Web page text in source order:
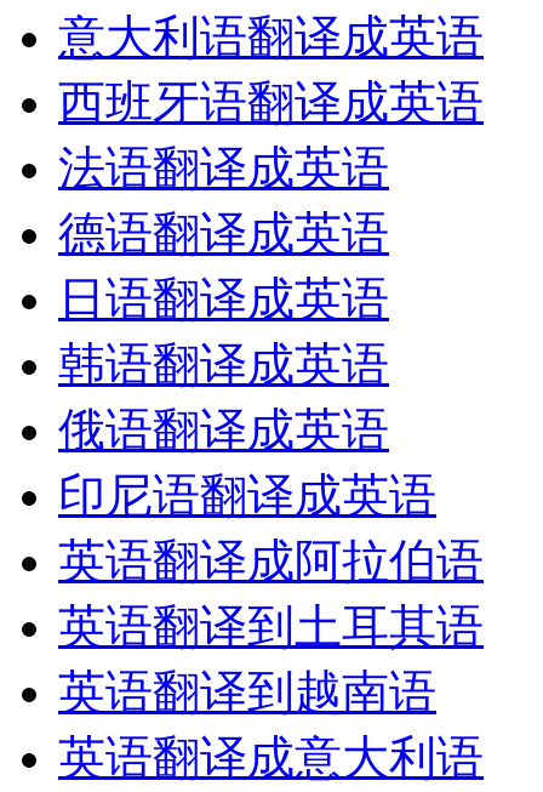
意大利语翻译成英语
西班牙语翻译成英语
法语翻译成英语
德语翻译成英语
日语翻译成英语
韩语翻译成英语
俄语翻译成英语
印尼语翻译成英语
英语翻译成阿拉伯语
英语翻译到土耳其语
英语翻译到越南语
英语翻译成意大利语